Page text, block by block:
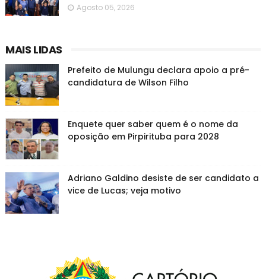
Agosto 05, 2026
MAIS LIDAS
Prefeito de Mulungu declara apoio a pré-
candidatura de Wilson Filho
Enquete quer saber quem é o nome da
oposição em Pirpirituba para 2028
Adriano Galdino desiste de ser candidato a
vice de Lucas; veja motivo